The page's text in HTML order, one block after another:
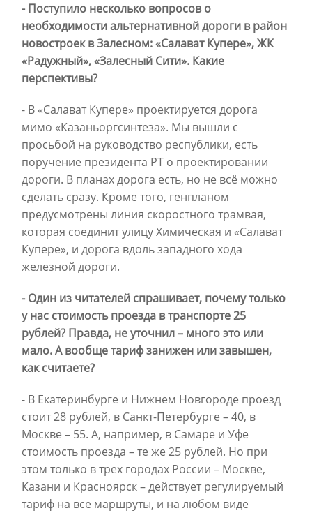
- Поступило несколько вопросов о
необходимости альтернативной дороги в район
новостроек в Залесном: «Салават Купере», ЖК
«Радужный», «Залесный Сити». Какие
перспективы?
- В «Салават Купере» проектируется дорога
мимо «Казаньоргсинтеза». Мы вышли с
просьбой на руководство республики, есть
поручение президента РТ о проектировании
дороги. В планах дорога есть, но не всё можно
сделать сразу. Кроме того, генпланом
предусмотрены линия скоростного трамвая,
которая соединит улицу Химическая и «Салават
Купере», и дорога вдоль западного хода
железной дороги.
- Один из читателей спрашивает, почему только
у нас стоимость проезда в транспорте 25
рублей? Правда, не уточнил – много это или
мало. А вообще тариф занижен или завышен,
как считаете?
- В Екатеринбурге и Нижнем Новгороде проезд
стоит 28 рублей, в Санкт-Петербурге – 40, в
Москве – 55. А, например, в Самаре и Уфе
стоимость проезда – те же 25 рублей. Но при
этом только в трех городах России – Москве,
Казани и Красноярск – действует регулируемый
тариф на все маршруты, и на любом виде